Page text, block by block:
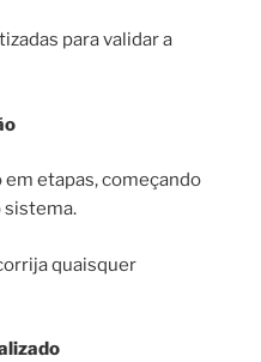
para validar a
em etapas, começando
sistema.
quaisquer